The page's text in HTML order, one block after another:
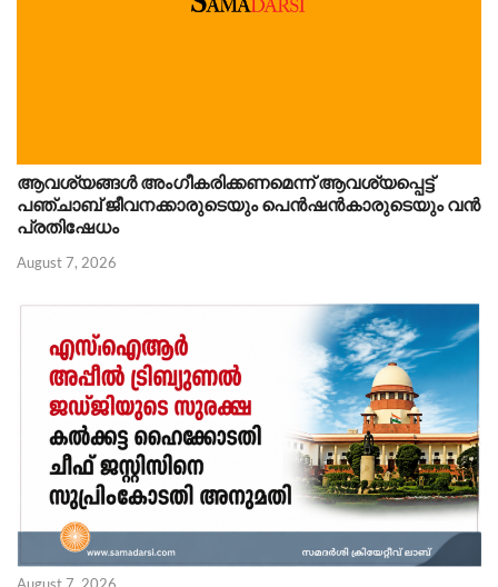
ആവശ്യങ്ങൾ അംഗീകരിക്കണമെന്ന് ആവശ്യപ്പെട്ട്
പഞ്ചാബ് ജീവനക്കാരുടെയും പെൻഷൻകാരുടെയും വൻ
പ്രതിഷേധം
August 7, 2026